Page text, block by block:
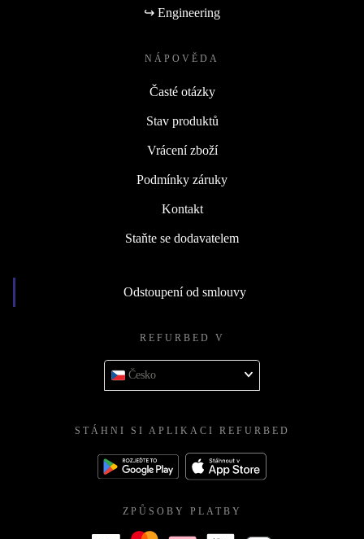
↪ Engineering
NÁPOVĚDA
Časté otázky
Stav produktů
Vrácení zboží
Podmínky záruky
Kontakt
Staňte se dodavatelem
Odstoupení od smlouvy
REFURBED V
Česko
STÁHNI SI APLIKACI REFURBED
ZPŮSOBY PLATBY